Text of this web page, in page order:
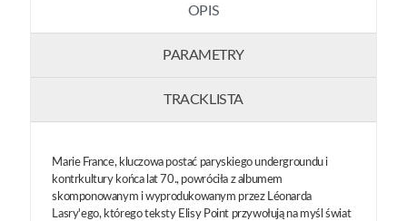
OPIS
PARAMETRY
TRACKLISTA
Marie France, kluczowa postać paryskiego undergroundu i
kontrkultury końca lat 70., powróciła z albumem
skomponowanym i wyprodukowanym przez Léonarda
Lasry'ego, którego teksty Elisy Point przywołują na myśl świat